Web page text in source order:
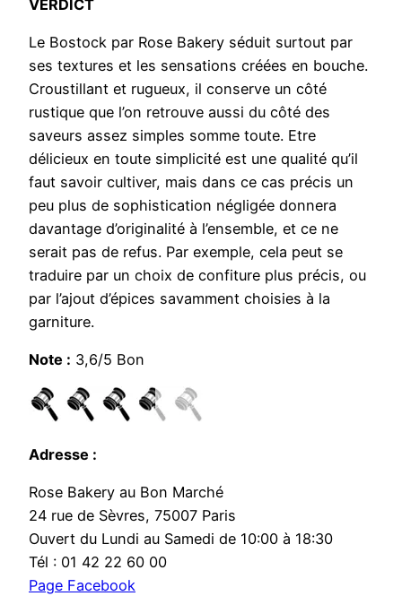
VERDICT
Le Bostock par Rose Bakery séduit surtout par
ses textures et les sensations créées en bouche.
Croustillant et rugueux, il conserve un côté
rustique que l’on retrouve aussi du côté des
saveurs assez simples somme toute. Etre
délicieux en toute simplicité est une qualité qu’il
faut savoir cultiver, mais dans ce cas précis un
peu plus de sophistication négligée donnera
davantage d’originalité à l’ensemble, et ce ne
serait pas de refus. Par exemple, cela peut se
traduire par un choix de confiture plus précis, ou
par l’ajout d’épices savamment choisies à la
garniture.
Note : 3,6/5 Bon
Adresse :
Rose Bakery au Bon Marché
24 rue de Sèvres, 75007 Paris
Ouvert du Lundi au Samedi de 10:00 à 18:30
Tél : 01 42 22 60 00
Page Facebook